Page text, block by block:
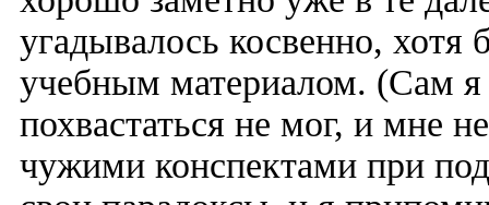
угадывалось косвенно,
учебным материалом. (Сам я
похвастаться не мог, и мне
чужими конспектами при